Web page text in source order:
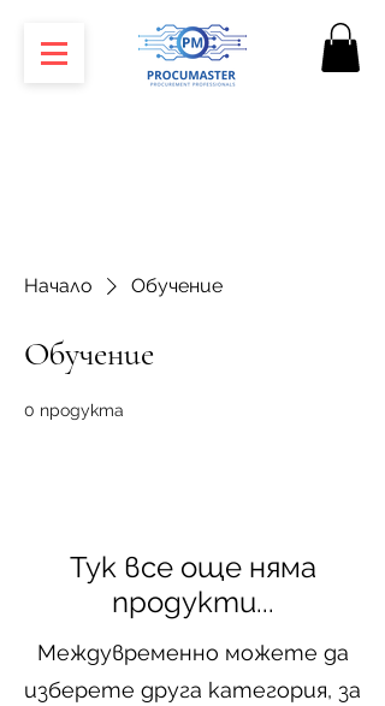
Начало Обучение
Обучение
0 продукта
Тук все още няма
продукти...
Междувременно можете да
изберете друга категория, за